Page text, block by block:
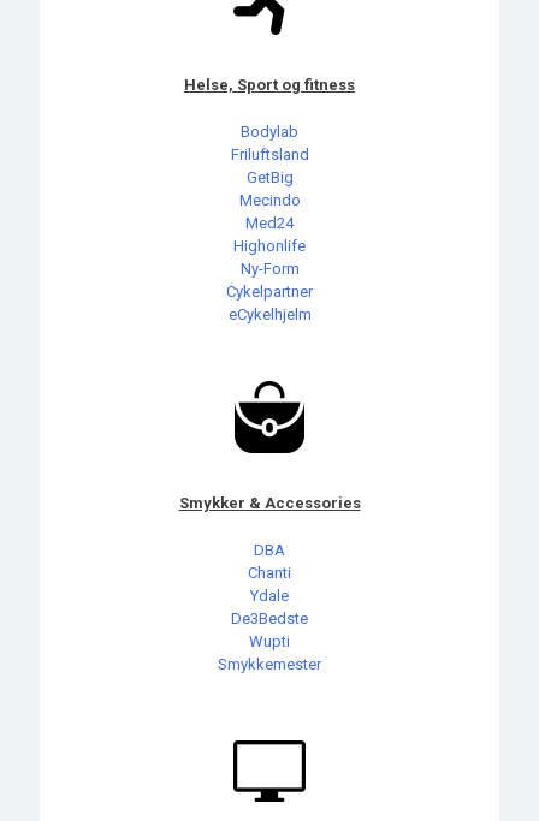
Helse, Sport og fitness
Bodylab
Friluftsland
GetBig
Mecindo
Med24
Highonlife
Ny-Form
Cykelpartner
eCykelhjelm
Smykker & Accessories
DBA
Chanti
Ydale
De3Bedste
Wupti
Smykkemester